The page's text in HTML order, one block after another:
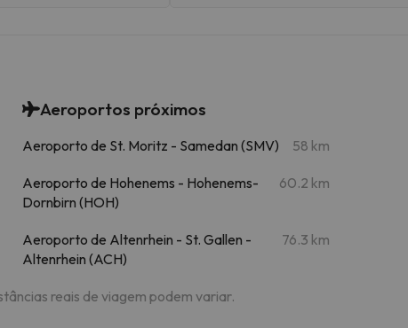
Aeroportos próximos
Aeroporto de St. Moritz - Samedan (SMV) 58 km
Aeroporto de Hohenems - Hohenems-
Dornbirn (HOH)
60.2 km
Aeroporto de Altenrhein - St. Gallen -
Altenrhein (ACH)
76.3 km
reais de viagem podem variar.